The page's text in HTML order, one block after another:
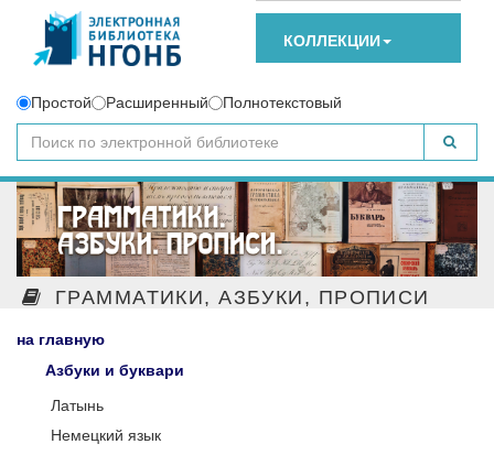
КОЛЛЕКЦИИ
Простой Расширенный Полнотекстовый
ГРАММАТИКИ, АЗБУКИ, ПРОПИСИ
на главную
Азбуки и буквари
Латынь
Немецкий язык